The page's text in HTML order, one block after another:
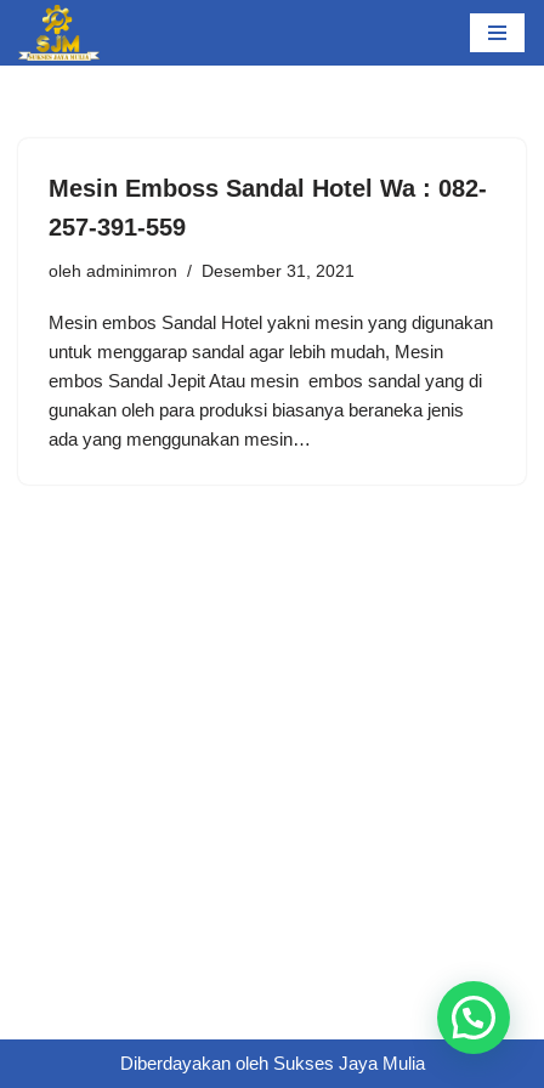
Lompat
Mesin Emboss Sandal Hotel Wa : 082-
257-391-559
oleh adminimron Desember 31, 2021
Mesin embos Sandal Hotel yakni mesin yang digunakan
untuk menggarap sandal agar lebih mudah, Mesin
embos Sandal Jepit Atau mesin embos sandal yang di
gunakan oleh para produksi biasanya beraneka jenis
ada yang menggunakan mesin…
Diberdayakan oleh Sukses Jaya Mulia